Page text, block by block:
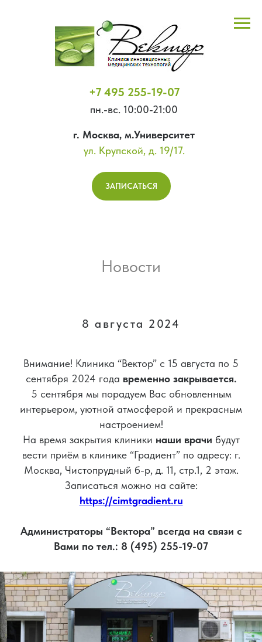
+7 495 255-19-07
пн.-вс. 10:00-21:00
г. Москва, м.Университет
ул. Крупской, д. 19/17.
ЗАПИСАТЬСЯ
Новости
8 августа 2024
Внимание! Клиника “Вектор” с 15 августа по 5
сентября 2024 года временно закрывается.
5 сентября мы порадуем Вас обновленным
интерьером, уютной атмосферой и прекрасным
настроением!
На время закрытия клиники наши врачи будут
вести приём в клинике “Градиент” по адресу: г.
Москва, Чистопрудный б-р, д. 11, стр.1, 2 этаж.
Записаться можно на сайте:
https://cimtgradient.ru
Администраторы “Вектора” всегда на связи с
Вами по тел.: 8 (495) 255-19-07